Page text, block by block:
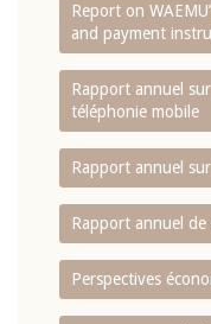
Report on
and payment
Rapport annuel
téléphonie mobile
Rapport annuel
Rapport annuel de
Perspectives